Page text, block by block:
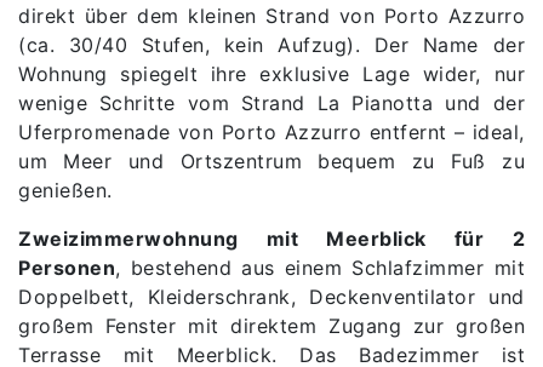
direkt über dem kleinen Strand von Porto Azzurro
(ca. 30/40 Stufen, kein Aufzug). Der Name der
Wohnung spiegelt ihre exklusive Lage wider, nur
wenige Schritte vom Strand La Pianotta und der
Uferpromenade von Porto Azzurro entfernt – ideal,
um Meer und Ortszentrum bequem zu Fuß zu
genießen.
Zweizimmerwohnung mit Meerblick für 2
Personen, bestehend aus einem Schlafzimmer mit
Doppelbett, Kleiderschrank, Deckenventilator und
großem Fenster mit direktem Zugang zur großen
Terrasse mit Meerblick. Das Badezimmer ist